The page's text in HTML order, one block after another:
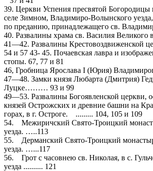
39. Церкви Успения пресвятой Богородицы
селе Зимном, Владимиро-Волынского уезда,
по преданию, принадлежащего св.
40. Развалины храма св. Василия
41—42. Развалины Крестовоздвиженской
54 и 57 43- 45. Почаевская лавра и
стопы. 67, 77 и 81
46, Гробница Ярослава I (Юрия)
47—48. Замки князя Любарта (Дмитрия)
Луцке……… 93 и 99
49—53. Развалины Богоявленской церкви,
князей Острожских и древние башни на
горах, в г. Остроге. ......... 104, 105 и 109
54. Межиричский Свято-Троицкий
уезда. …..113
55. Дерманский Свято-Троицкий
уезда. …...117
56. Грот с часовнею св. Николая, в с.
уезда .......... 121